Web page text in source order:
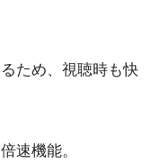
ため、視聴時も快
速機能。